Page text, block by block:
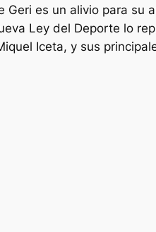
Geri es un alivio para su
Ley del Deporte lo
Iceta, y sus